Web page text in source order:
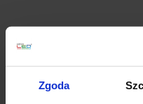
Zgoda
Planujesz